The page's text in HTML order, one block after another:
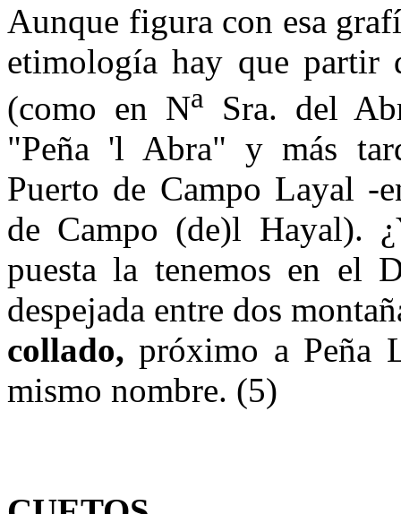
Aunque figura con esa
etimología hay que partir
(como en NaSra. del
"Peña 'l Abra" y más
Puerto de Campo Layal -
de Campo (de)l Hayal).
puesta la tenemos en el
despeja­da entre dos
collado,próximo a Peña
mismo nom­bre. (5)